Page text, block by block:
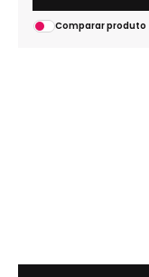
Comparar produto